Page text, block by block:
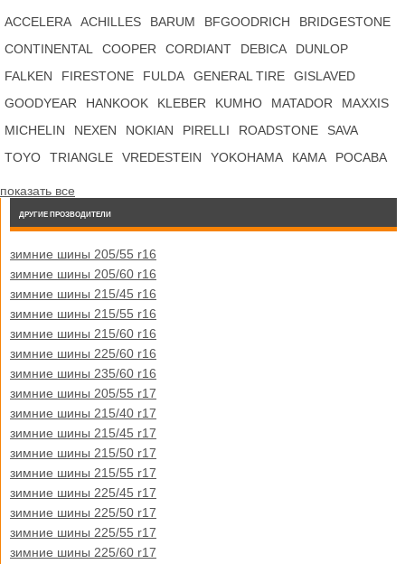
ACCELERA ACHILLES BARUM BFGOODRICH
BRIDGESTONE
CONTINENTAL
COOPER CORDIANT DEBICA
DUNLOP
FALKEN
FIRESTONE FULDA GENERAL TIRE
GISLAVED
GOODYEAR
HANKOOK KLEBER KUMHO MATADOR
MAXXIS
MICHELIN
NEXEN NOKIAN PIRELLI ROADSTONE
SAVA
TOYO
TRIANGLE VREDESTEIN YOKOHAMA КАМА РОСАВА
показать все
ДРУГИЕ ПРОЗВОДИТЕЛИ
зимние шины 205/55 r16
зимние шины 205/60 r16
зимние шины 215/45 r16
зимние шины 215/55 r16
зимние шины 215/60 r16
зимние шины 225/60 r16
зимние шины 235/60 r16
зимние шины 205/55 r17
зимние шины 215/40 r17
зимние шины 215/45 r17
зимние шины 215/50 r17
зимние шины 215/55 r17
зимние шины 225/45 r17
зимние шины 225/50 r17
зимние шины 225/55 r17
зимние шины 225/60 r17